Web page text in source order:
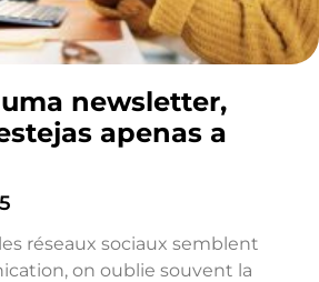
newsletter,
apenas a
réseaux sociaux semblent
on oublie souvent la